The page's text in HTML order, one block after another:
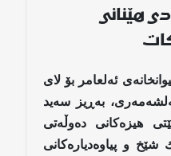
هێنانی
ئەلعامر بۆ لای
بەڕیز سەید
هیزەكانی دەوڵەتی
و پیاوەدیارەكانی